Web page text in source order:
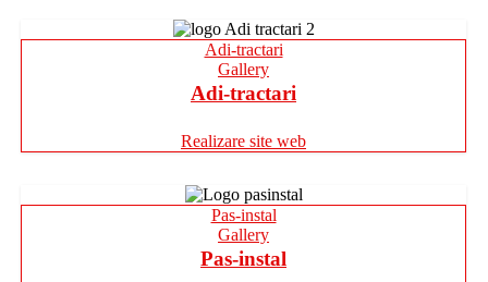
Adi-tractari
Gallery
Adi-tractari
Realizare site web
Pas-instal
Gallery
Pas-instal